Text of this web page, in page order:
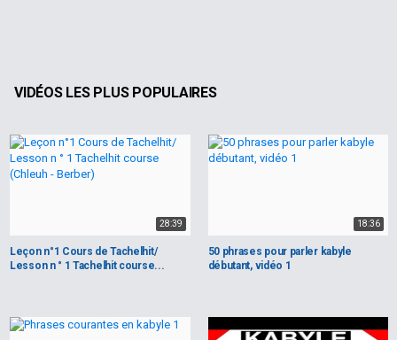
VIDÉOS LES PLUS POPULAIRES
28:39
Leçon n°1 Cours de Tachelhit/
Lesson n ° 1 Tachelhit course...
18:36
50 phrases pour parler kabyle
débutant, vidéo 1